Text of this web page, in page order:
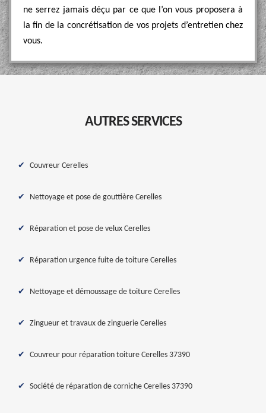
ne serrez jamais déçu par ce que l’on vous proposera à
la fin de la concrétisation de vos projets d’entretien chez
vous.
AUTRES SERVICES
Couvreur Cerelles
Nettoyage et pose de gouttière Cerelles
Réparation et pose de velux Cerelles
Réparation urgence fuite de toiture Cerelles
Nettoyage et démoussage de toiture Cerelles
Zingueur et travaux de zinguerie Cerelles
Couvreur pour réparation toiture Cerelles 37390
Société de réparation de corniche Cerelles 37390